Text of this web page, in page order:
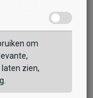
om
zien,